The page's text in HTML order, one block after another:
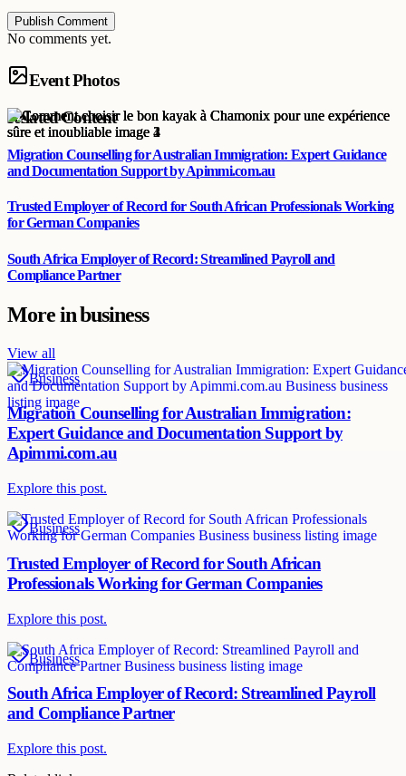
Publish Comment
No comments yet.
Event Photos
Related Content
Migration Counselling for Australian Immigration: Expert Guidance
and Documentation Support by Apimmi.com.au
Trusted Employer of Record for South African Professionals Working
for German Companies
South Africa Employer of Record: Streamlined Payroll and
Compliance Partner
More inbusiness
View all
Business
Migration Counselling for Australian Immigration:
Expert Guidance and Documentation Support by
Apimmi.com.au
Explore this post.
Business
Trusted Employer of Record for South African
Professionals Working for German Companies
Explore this post.
Business
South Africa Employer of Record: Streamlined Payroll
and Compliance Partner
Explore this post.